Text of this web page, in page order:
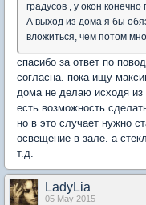
градусов , у окон
А выход из дома я бы
вложиться, чем потом
спасибо за ответ по
согласна. пока ищу
дома не делаю исходя из
есть возможность
но в это случает нужно
освещение в зале. а
т.д.
LadyLia
05 May 2015